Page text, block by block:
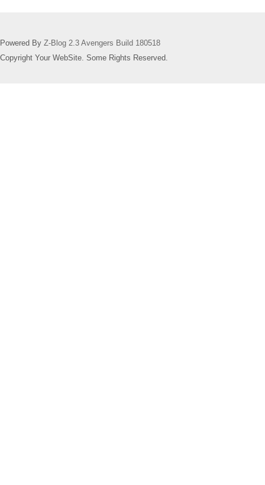
Powered By Z-Blog 2.3 Avengers Build 180518
Copyright Your WebSite. Some Rights Reserved.